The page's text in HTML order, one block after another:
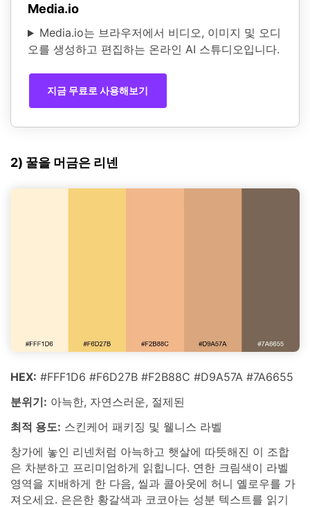
Media.io
Media.io는 브라우저에서 비디오, 이미지 및 오디
오를 생성하고 편집하는 온라인 AI 스튜디오입니다.
지금 무료로 사용해보기
2) 꿀을 머금은 리넨
HEX: #FFF1D6 #F6D27B #F2B88C #D9A57A #7A6655
분위기: 아늑한, 자연스러운, 절제된
최적 용도: 스킨케어 패키징 및 웰니스 라벨
창가에 놓인 리넨처럼 아늑하고 햇살에 따뜻해진 이 조합
은 차분하고 프리미엄하게 읽힙니다. 연한 크림색이 라벨
영역을 지배하게 한 다음, 씰과 콜아웃에 허니 옐로우를 가
져오세요. 은은한 황갈색과 코코아는 성분 텍스트를 읽기